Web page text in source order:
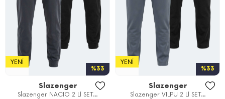
%33
YENI
Slazenger
Slazenger NACIO 2 Lİ SET...
%33
YENI
Slazenger
Slazenger VILPU 2 Lİ SET...